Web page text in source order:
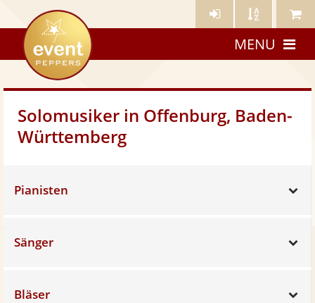
Künstler- Künstler Meine
eventpeppers
MENU
Solomusiker in Offenburg, Baden-
Württemberg
Pianisten
Sänger
Bläser